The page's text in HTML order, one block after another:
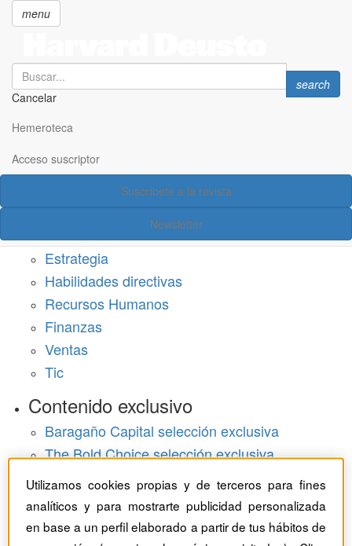
principal
menu
Search
Cancelar
Search
search
Hemeroteca
Acceso suscriptor
Suscríbete a la revista
Newsletter
Acceso suscriptor
Estrategia
Habilidades directivas
Recursos Humanos
Finanzas
Ventas
Tic
Contenido exclusivo
Baragaño Capital selección exclusiva
The Bold Choice selección exclusiva
Top Employers selección exclusiva
Hemeroteca
Utilizamos cookies propias y de terceros para fines
analíticos y para mostrarte publicidad personalizada
en base a un perfil elaborado a partir de tus hábitos de